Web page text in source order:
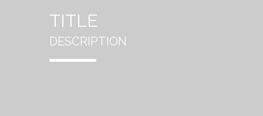
TITLE
DESCRIPTION